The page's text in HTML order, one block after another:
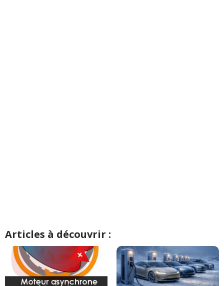
Articles à découvrir :